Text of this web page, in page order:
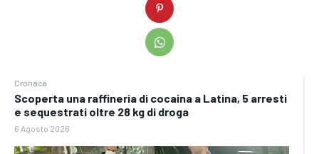
Cronaca
Scoperta una raffineria di cocaina a Latina, 5 arresti
e sequestrati oltre 28 kg di droga
6 Agosto 2026